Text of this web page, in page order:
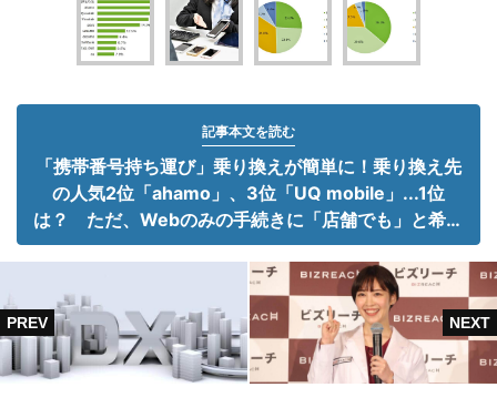
記事本文を読む
「携帯番号持ち運び」乗り換えが簡単に！乗り換え先
の人気2位「ahamo」、3位「UQ mobile」...1位
は？ ただ、Webのみの手続きに「店舗でも」と希望
殺到